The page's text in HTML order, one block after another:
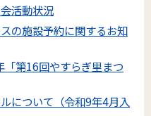
活動状況
の施設予約に関するお知
第16回やすらぎ里まつ
について（令和9年4月入